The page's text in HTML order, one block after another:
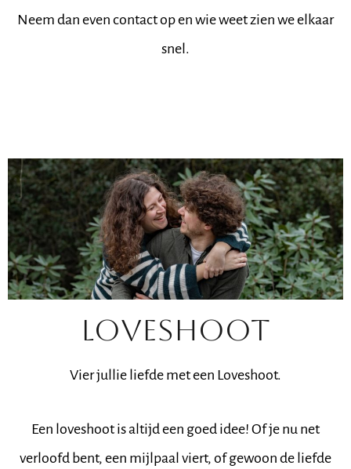
Neem dan even contact op en wie weet zien we elkaar
snel.
LOVESHOOT
Vier jullie liefde met een Loveshoot.
Een loveshoot is altijd een goed idee! Of je nu net
verloofd bent, een mijlpaal viert, of gewoon de liefde